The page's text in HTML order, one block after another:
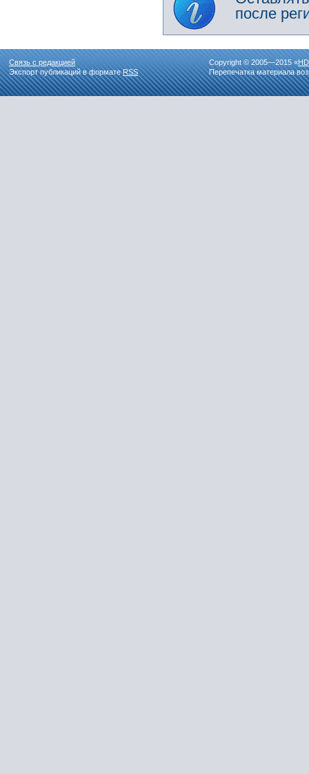
после
Связь с редакцией
Экспорт публикаций в форматеRSS
Copyright © 2005—2015 «
Перепечатка материала